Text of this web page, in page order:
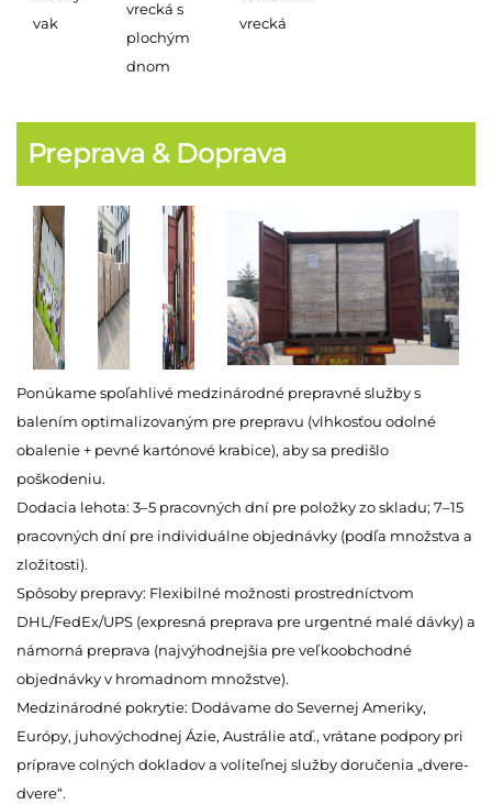
vak
vrecká s
plochým
dnom
vrecká
Preprava & Doprava
Ponúkame spoľahlivé medzinárodné prepravné služby s
balením optimalizovaným pre prepravu (vlhkosťou odolné
obalenie + pevné kartónové krabice), aby sa predišlo
poškodeniu.
Dodacia lehota: 3–5 pracovných dní pre položky zo skladu; 7–15
pracovných dní pre individuálne objednávky (podľa množstva a
zložitosti).
Spôsoby prepravy: Flexibilné možnosti prostredníctvom
DHL/FedEx/UPS (expresná preprava pre urgentné malé dávky) a
námorná preprava (najvýhodnejšia pre veľkoobchodné
objednávky v hromadnom množstve).
Medzinárodné pokrytie: Dodávame do Severnej Ameriky,
Európy, juhovýchodnej Ázie, Austrálie atď., vrátane podpory pri
príprave colných dokladov a voliteľnej služby doručenia „dvere-
dvere“.